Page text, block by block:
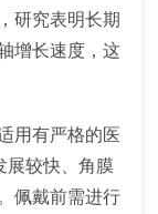
研究表明长期
增长速度，这
用有严格的医
展较快、角膜
佩戴前需进行